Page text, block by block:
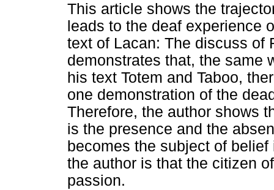
This article shows the
leads to the deaf experience
text of Lacan: The discuss of
demonstrates that, the same
his text Totem and Taboo,
one demonstration of the
Therefore, the author shows
is the presence and the
becomes the subject of
the author is that the citizen
passion.